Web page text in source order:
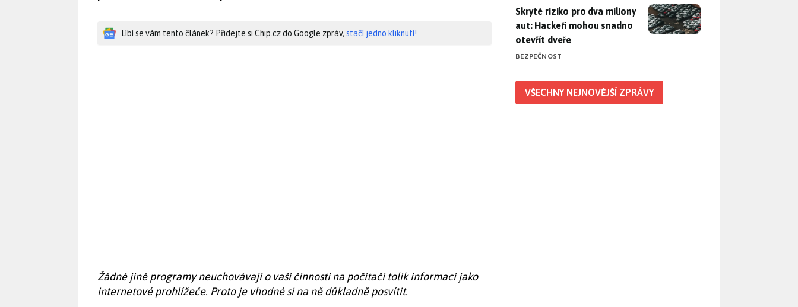
Líbí se vám tento článek? Přidejte si Chip.cz do Google zpráv, stačí jedno kliknutí!
Žádné jiné programy neuchovávají o vaší činnosti na počítači tolik informací jako
internetové prohlížeče. Proto je vhodné si na ně důkladně posvítit.
Skryté riziko pro dva miliony aut: Hackeři mohou snadno otevřít
Skryté riziko pro dva miliony
aut: Hackeři mohou snadno
otevřít dveře
BEZPEČNOST
VŠECHNY NEJNOVĚJŠÍ ZPRÁVY